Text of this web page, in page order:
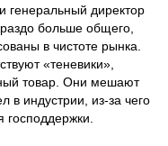
генеральный директор
больше общего,
в чистоте рынка.
«теневики»,
товар. Они мешают
в индустрии, из-за чего